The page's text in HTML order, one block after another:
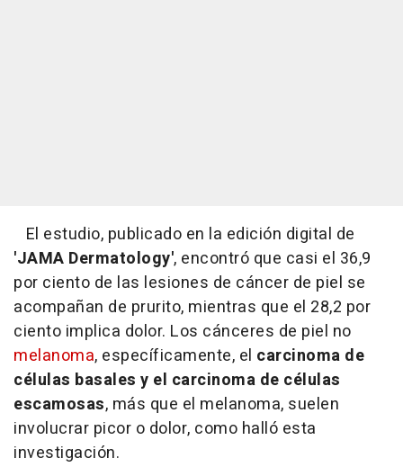
El estudio, publicado en la edición digital de
'JAMA Dermatology', encontró que casi el 36,9
por ciento de las lesiones de cáncer de piel se
acompañan de prurito, mientras que el 28,2 por
ciento implica dolor. Los cánceres de piel no
melanoma, específicamente, el carcinoma de
células basales y el carcinoma de células
escamosas, más que el melanoma, suelen
involucrar picor o dolor, como halló esta
investigación.